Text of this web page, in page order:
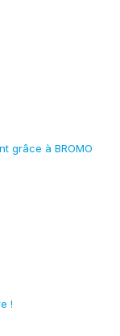
grâce à BROMO
!